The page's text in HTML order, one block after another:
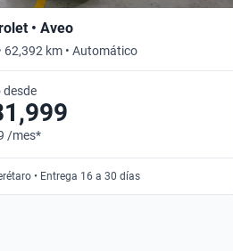
• Aveo
62,392 km • Automático
desde
/mes*
• Entrega 16 a 30 días